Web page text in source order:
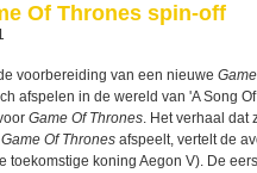
Of Thrones spin-off
voorbereiding van een nieuwe
afspelen in de wereld van 'A Song
Game Of Thrones. Het verhaal dat
Game Of Thrones afspeelt, vertelt de
toekomstige koning Aegon V). De